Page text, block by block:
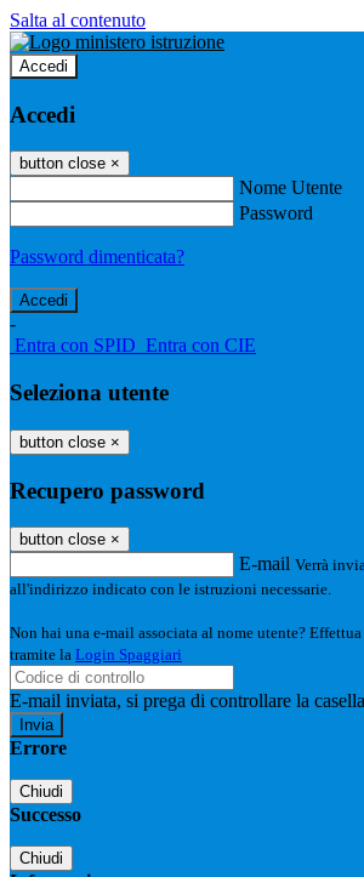
Salta al contenuto
Accedi
Accedi
button close ×
Nome Utente
Password
Password dimenticata?
-
Entra con SPID Entra con CIE
Seleziona utente
button close ×
Recupero password
button close ×
E-mail Verrà
all'indirizzo indicato con le istruzioni necessarie.
Non hai una e-mail associata al nome utente?
tramite la Login Spaggiari
E-mail inviata, si prega di controllare la
Errore
Chiudi
Successo
Chiudi